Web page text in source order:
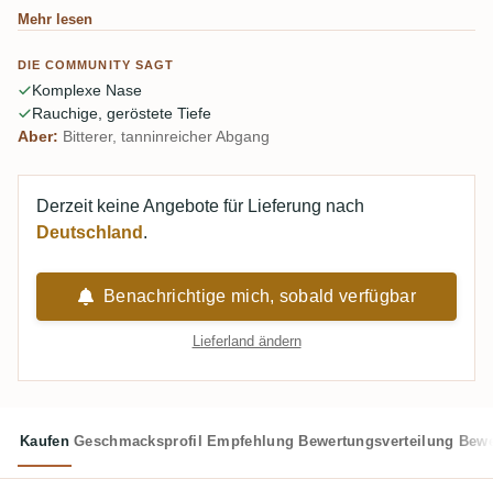
ein schwerer, dunkler, tanninreicher Brocken. Mehrere
sonst verbrennt er dir die Nase. Nach dem Öffnen:
Espresso, Tabak, Leder, Trockenfrüchte. Bitterer, holziger
Abgang spaltet die Meinungen.
Mehr lesen
DIE COMMUNITY SAGT
Komplexe Nase
Rauchige, geröstete Tiefe
Aber: Bitterer, tanninreicher Abgang
Derzeit keine Angebote für Lieferung nach
Deutschland .
Benachrichtige mich, sobald verfügbar
Lieferland ändern
Kaufen Geschmacksprofil Empfehlung Bewertungsverteilung